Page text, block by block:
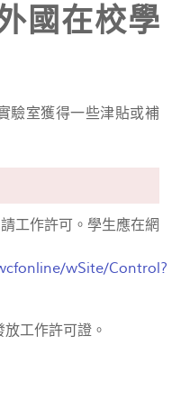
國在校學
驗室獲得一些津貼或補
工作許可。學生應在網
wSite/Control?
工作許可證。